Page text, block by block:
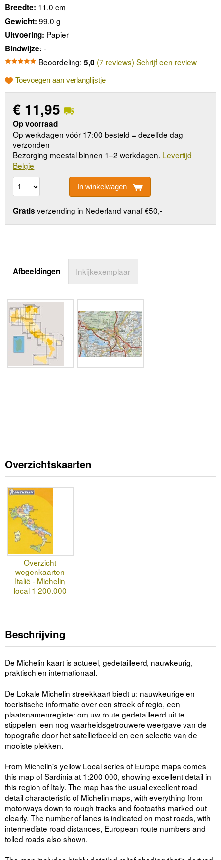
Breedte: 11.0 cm
Gewicht: 99.0 g
Uitvoering: Papier
Bindwijze: -
Beoordeling: 5,0 (7 reviews) Schrijf een review
Toevoegen aan verlanglijstje
€ 11,95
Op voorraad
Op werkdagen vóór 17:00 besteld = dezelfde dag
verzonden
Bezorging meestal binnen 1–2 werkdagen. Levertijd
Belgie
In winkelwagen
Gratis verzending in Nederland vanaf €50,-
Afbeeldingen Inkijkexemplaar
Overzichtskaarten
Overzicht
wegenkaarten
Italië - Michelin
local 1:200.000
Beschrijving
De Michelin kaart is actueel, gedetailleerd, nauwkeurig,
praktisch en internationaal.
De Lokale Michelin streekkaart biedt u: nauwkeurige en
toeristische informatie over een streek of regio, een
plaatsnamenregister om uw route gedetailleerd uit te
stippelen, een nog waarheidsgetrouwere weergave van de
topografie door het satellietbeeld en een selectie van de
mooiste plekken.
From Michelin's yellow Local series of Europe maps comes
this map of Sardinia at 1:200 000, showing excellent detail in
this region of Italy. The map has the usual excellent road
detail characteristic of Michelin maps, with everything from
motorways down to rough tracks and footpaths marked out
clearly. The number of lanes is indicated on most roads, with
intermediate road distances, European route numbers and
tolled roads also shown.